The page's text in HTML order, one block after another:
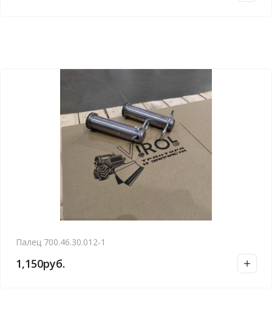
Палец 700.46.30.012-1
1,150руб.